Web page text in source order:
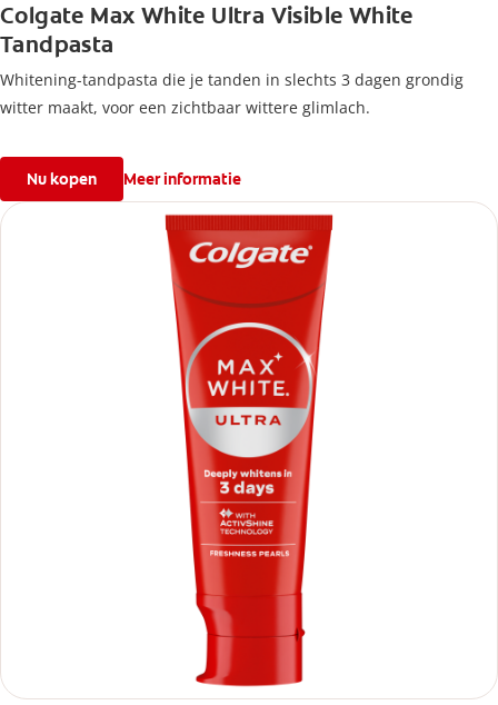
Colgate Max White Ultra Visible White
Tandpasta
Whitening-tandpasta die je tanden in slechts 3 dagen grondig
witter maakt, voor een zichtbaar wittere glimlach.
Nu kopen Meer informatie